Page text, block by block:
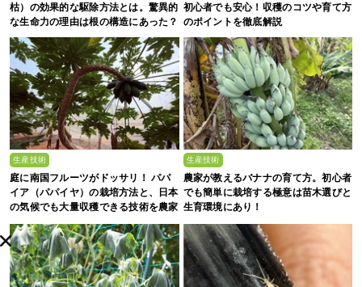
枯）の効果的な駆除方法とは。驚異的
な生命力の理由は根の構造にあった？
初心者でも安心！収穫のコツや育て方
のポイントを徹底解説
生産技術
庭に南国フルーツがドッサリ！ パパ
イア（パパイヤ）の栽培方法と、日本
の気候でも大量収穫できる技術を農家
が解説
生産技術
農家が教えるバナナの育て方。初心者
でも簡単に栽培する極意は苗木選びと
生育環境にあり！